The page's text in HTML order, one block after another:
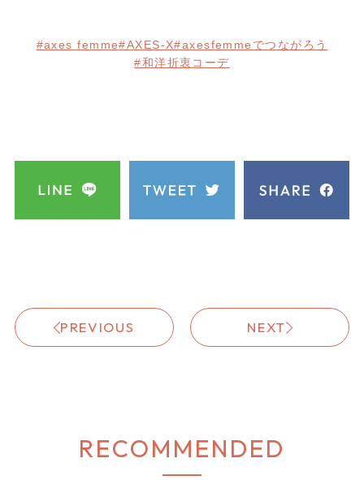
#axes femme#AXES-X#axesfemmeでつながろう
#和洋折衷コーデ
PREVIOUS NEXT
RECOMMENDED